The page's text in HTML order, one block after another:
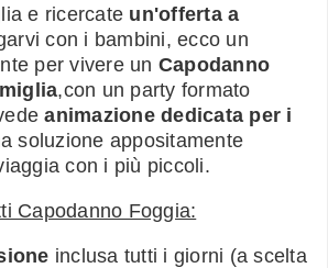
e ricercate un'offerta a
con i bambini, ecco un
per vivere un Capodanno
,con un party formato
animazione dedicata per i
soluzione appositamente
con i più piccoli.
Capodanno Foggia:
inclusa tutti i giorni (a scelta